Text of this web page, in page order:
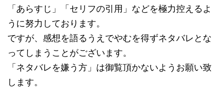
「あらすじ」「セリフの引用」などを極力控えるよ
うに努力しております。
ですが、感想を語るうえでやむを得ずネタバレとな
ってしまうことがございます。
「ネタバレを嫌う方」は御覧頂かないようお願い致
します。